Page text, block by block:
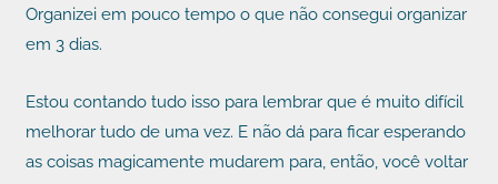
Organizei em pouco tempo o que não consegui organizar
em 3 dias.
Estou contando tudo isso para lembrar que é muito difícil
melhorar tudo de uma vez. E não dá para ficar esperando
as coisas magicamente mudarem para, então, você voltar